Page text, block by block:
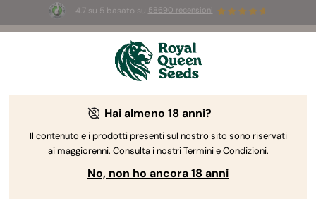
4.7 su 5 basato su 58690 recensioni
Summer Sales:Fino al 50% di sconto
su prodotti selezionati! ⏤
The RQS Blog
Hai almeno 18 anni?
Il contenuto e i prodotti presenti sul nostro sito sono riservati
ai maggiorenni. Consulta i nostri Termini e Condizioni.
No, non ho ancora 18 anni